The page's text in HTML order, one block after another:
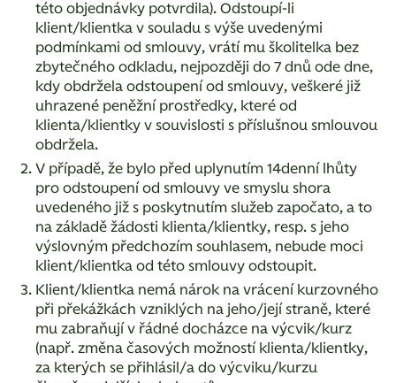
této objednávky potvrdila). Odstoupí-li
klient/klientka v souladu s výše uvedenými
podmínkami od smlouvy, vrátí mu školitelka bez
zbytečného odkladu, nejpozději do 7 dnů ode dne,
kdy obdržela odstoupení od smlouvy, veškeré již
uhrazené peněžní prostředky, které od
klienta/klientky v souvislosti s příslušnou smlouvou
obdržela.
V případě, že bylo před uplynutím 14denní lhůty
pro odstoupení od smlouvy ve smyslu shora
uvedeného již s poskytnutím služeb započato, a to
na základě žádosti klienta/klientky, resp. s jeho
výslovným předchozím souhlasem, nebude moci
klient/klientka od této smlouvy odstoupit.
Klient/klientka nemá nárok na vrácení kurzovného
při překážkách vzniklých na jeho/její straně, které
mu zabraňují v řádné docházce na výcvik/kurz
(např. změna časových možností klienta/klientky,
za kterých se přihlásil/a do výcviku/kurzu